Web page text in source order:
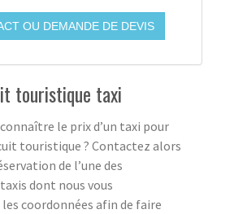
OU DEMANDE DE DEVIS
touristique taxi
le prix d’un taxi pour
touristique ? Contactez alors
de l’une des
dont nous vous
coordonnées afin de faire